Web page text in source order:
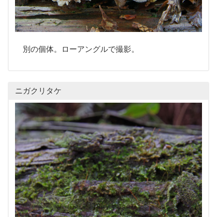
別の個体。ローアングルで撮影。
ニガクリタケ